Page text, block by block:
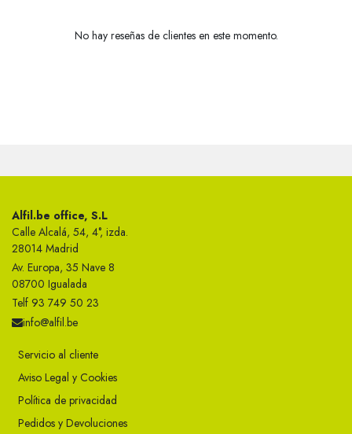
No hay reseñas de clientes en este momento.
Alfil.be office, S.L
Calle Alcalá, 54, 4°, izda.
28014 Madrid
Av. Europa, 35 Nave 8
08700 Igualada
Telf 93 749 50 23
info@alfil.be
Servicio al cliente
Aviso Legal y Cookies
Política de privacidad
Pedidos y Devoluciones